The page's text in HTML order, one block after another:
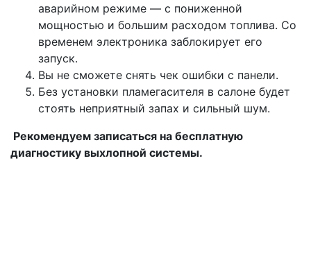
аварийном режиме — с пониженной
мощностью и большим расходом топлива. Со
временем электроника заблокирует его
запуск.
Вы не сможете снять чек ошибки с панели.
Без установки пламегасителя в салоне будет
стоять неприятный запах и сильный шум.
Рекомендуем записаться на бесплатную
диагностику выхлопной системы.